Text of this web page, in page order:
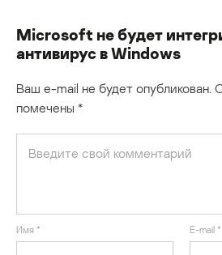
Microsoft не будет
антивирус в Windows
Ваш e-mail не будет опубликован.
помечены *
Имя * E-mail *